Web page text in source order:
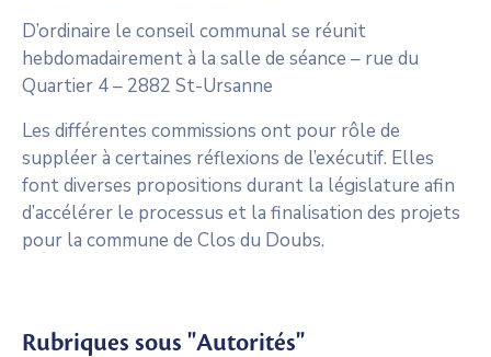
D’ordinaire le conseil communal se réunit
hebdomadairement à la salle de séance – rue du
Quartier 4 – 2882 St-Ursanne
Les différentes commissions ont pour rôle de
suppléer à certaines réflexions de l’exécutif. Elles
font diverses propositions durant la législature afin
d’accélérer le processus et la finalisation des projets
pour la commune de Clos du Doubs.
Rubriques sous "Autorités"